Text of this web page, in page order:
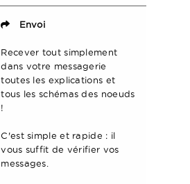
Envoi
Recever tout simplement
dans votre messagerie
toutes les explications et
tous les schémas des noeuds
!
C'est simple et rapide : il
vous suffit de vérifier vos
messages.